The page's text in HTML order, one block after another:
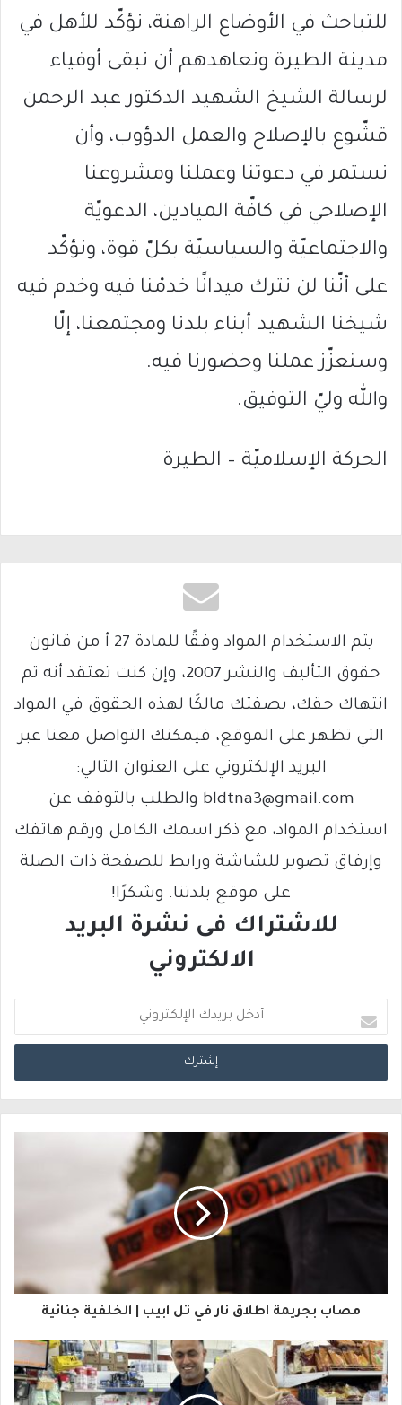
للتباحث في الأوضاع الراهنة، نؤكّد للأهل في
مدينة الطيرة ونعاهدهم أن نبقى أوفياء
لرسالة الشيخ الشهيد الدكتور عبد الرحمن
قشّوع بالإصلاح والعمل الدؤوب، وأن
نستمر في دعوتنا وعملنا ومشروعنا
الإصلاحي في كافّة الميادين، الدعويّة
والاجتماعيّة والسياسيّة بكلّ قوة، ونؤكّد
على أنّنا لن نترك ميدانًا خدمْنا فيه وخدم فيه
شيخنا الشهيد أبناء بلدنا ومجتمعنا، إلّا
وسنعزّز عملنا وحضورنا فيه.
والله وليّ التوفيق.
الحركة الإسلاميّة – الطيرة
يتم الاستخدام المواد وفقًا للمادة 27 أ من قانون
حقوق التأليف والنشر 2007، وإن كنت تعتقد أنه تم
انتهاك حقك، بصفتك مالكًا لهذه الحقوق في المواد
التي تظهر على الموقع، فيمكنك التواصل معنا عبر
البريد الإلكتروني على العنوان التالي:
bldtna3@gmail.com والطلب بالتوقف عن
استخدام المواد، مع ذكر اسمك الكامل ورقم هاتفك
وإرفاق تصوير للشاشة ورابط للصفحة ذات الصلة
على موقع بلدتنا. وشكرًا!
للاشتراك فى نشرة البريد
الالكتروني
د
خ
ب
ر
ا
إ
ل
مصاب بجريمة اطلاق نار في تل ابيب | الخلفية جنائية